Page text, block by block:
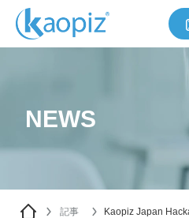
NEWS
記事
Kaopiz Japan